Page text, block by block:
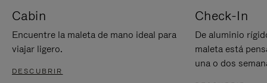
Cabin
Encuentre la maleta de mano ideal para
viajar ligero.
DESCUBRIR
Check-In
De aluminio
maleta está
una o dos